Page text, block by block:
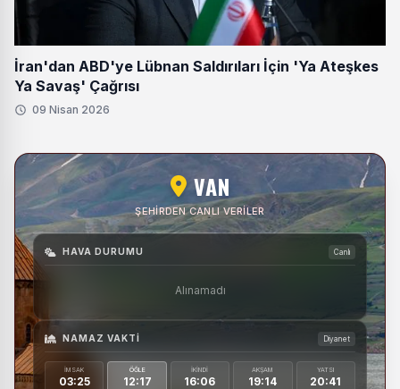
İran'dan ABD'ye Lübnan Saldırıları İçin 'Ya Ateşkes
Ya Savaş' Çağrısı
09 Nisan 2026
VAN
ŞEHIRDEN CANLI VERILER
HAVA DURUMU Canlı
Alınamadı
NAMAZ VAKTI Diyanet
İMSAK
03:25
ÖĞLE
12:17
İKINDI
16:06
AKŞAM
19:14
YATSI
20:41